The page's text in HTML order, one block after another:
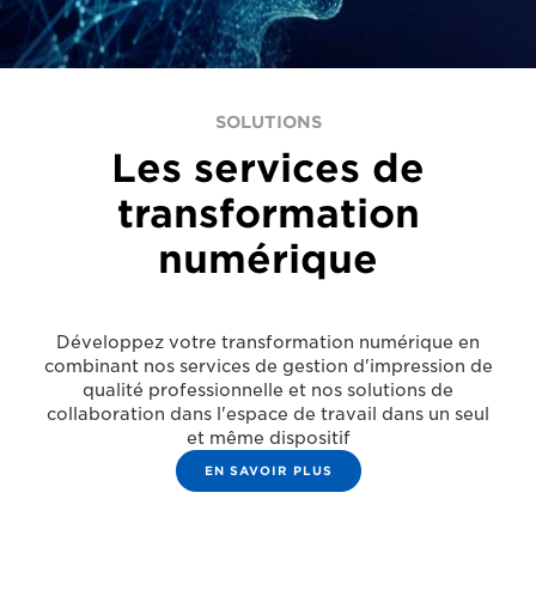
SOLUTIONS
Les services de
transformation
numérique
Développez votre transformation numérique en
combinant nos services de gestion d'impression de
qualité professionnelle et nos solutions de
collaboration dans l'espace de travail dans un seul
et même dispositif
EN SAVOIR PLUS